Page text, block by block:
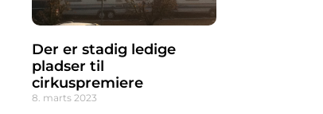
Der er stadig ledige
pladser til
cirkuspremiere
8. marts 2023